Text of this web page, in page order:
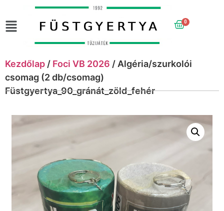
0
Kezdőlap / Foci VB 2026 / Algéria/szurkolói
csomag (2 db/csomag)
Füstgyertya_90_gránát_zöld_fehér